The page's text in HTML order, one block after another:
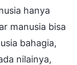
hanya
manusia bisa
bahagia,
nilainya,